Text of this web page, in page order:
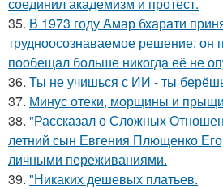
35. В 1973 году Амар бхарати
трудноосознаваемое решение: он
пообещал больше никогда её не
36. Ты не учишься с ИИ - ты
37. Минус отеки, морщины и
38. "Рассказал о Сложных
летний сын Евгения Плющенко
личными переживаниями.
39. "Никаких дешевых платьев.